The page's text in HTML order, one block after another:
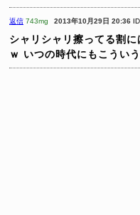
返信 743mg 2013年10月29日 20:36
シャリシャリ擦ってる割
ｗ いつの時代にもこうい